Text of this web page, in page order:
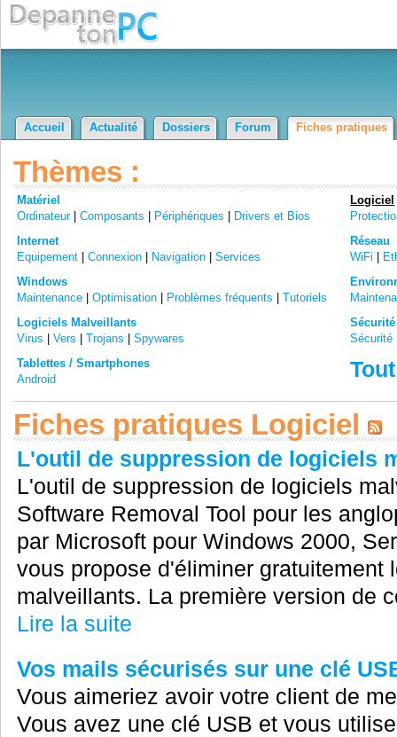
Accueil Actualité Dossiers Forum Fiches pratiques
Thèmes :
Matériel
Ordinateur| Composants Périphériques Drivers et Bios
Logiciel
Internet
Equipement| Connexion| Navigation| Services
Réseau
WiFi
Windows
Maintenance| Optimisation| Problèmes fréquents Tutoriels
Logiciels Malveillants
Virus
Vers Trojans Spywares
Sécurité
Tablettes / Smartphones
Android
Tout
Fiches pratiques Logiciel
L'outil de suppression de logiciels
L'outil de suppression de logiciels
Software Removal Tool pour les
par Microsoft pour Windows 2000,
vous propose d'éliminer gratuitement
malveillants. La première version de
Lire la suite
Vos mails sécurisés sur une clé
Vous aimeriez avoir votre client de
Vous avez une clé USB et vous